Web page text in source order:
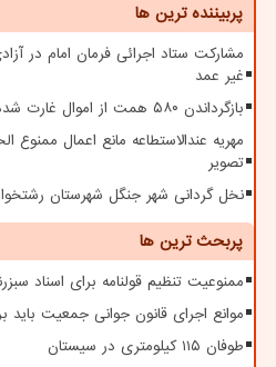
پربیننده ترین ها
غیر عمد
بازگرداندن ۵۸۰ همت از اموال غارت شده به بیت المال
مهریه عندالاستطاعه مانع اعمال ممنوع
تصویر
نخل گردانی شهر جنگل شهرستان
پربحث ترین ها
ممنوعیت تنظیم قولنامه برای اسناد
موانع اجرای قانون جوانی جمعیت باید
طوفان ۱۱۵ کیلومتری در سیستان